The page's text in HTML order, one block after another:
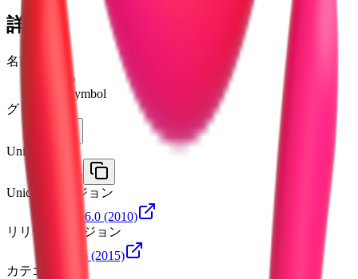
詳細
名前
むかっ
anger symbol
グリフ
Unicode
1F4A2
Unicodeバージョン
Unicode 6.0 (2010)
リリースバージョン
Emoji 0.6 (2015)
カテゴリ